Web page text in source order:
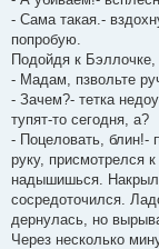
- Сама такая.-
попробую.
Подойдя к Бэллочке,
- Мадам, пзвольте
- Зачем?- тетка
тупят-то сегодня, а?
- Поцеловать, блин!-
руку, присмотрелся
надышишься. Накрыл
сосредоточился.
дернулась, но
Через несколько